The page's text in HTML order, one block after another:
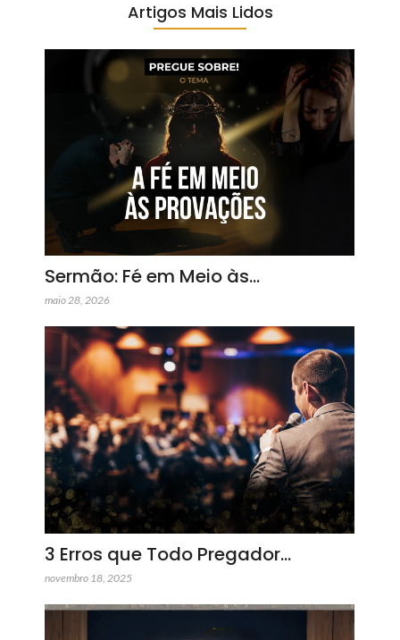
Artigos Mais Lidos
Sermão: Fé em Meio às…
maio 28, 2026
3 Erros que Todo Pregador…
novembro 18, 2025